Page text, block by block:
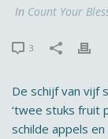
In Count Your
3
De schijf van vijf
‘twee stuks fruit
schilde appels